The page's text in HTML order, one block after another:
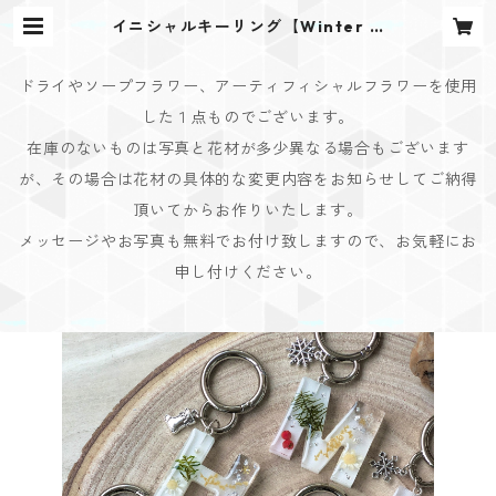
イニシャルキーリング【Winter M
ドライやソープフラワー、アーティフィシャルフラワーを使用
した１点ものでございます。
在庫のないものは写真と花材が多少異なる場合もございます
が、その場合は花材の具体的な変更内容をお知らせしてご納得
頂いてからお作りいたします。
メッセージやお写真も無料でお付け致しますので、お気軽にお
申し付けください。